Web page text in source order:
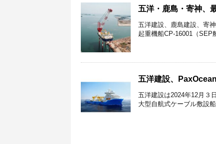
五洋・鹿島・寄神、
五洋建設、鹿島建設、寄
起重機船CP-16001（SEP
五洋建設、
五洋建設は2024年12月３
大型自航式ケーブル敷設